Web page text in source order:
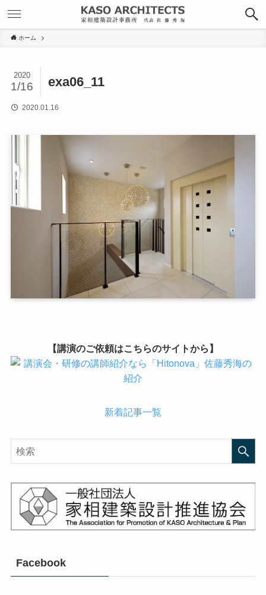
ホーム
exa06_11
2020
1/16
2020.01.16
【講演のご依頼はこちらのサイトから】
新着記事一覧
Facebook